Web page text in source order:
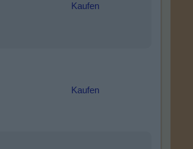
Kaufen
Kaufen